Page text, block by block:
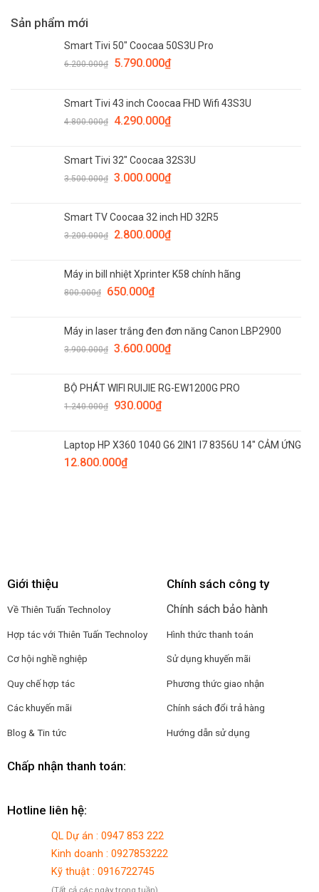
Sản phẩm mới
Smart Tivi 50" Coocaa 50S3U Pro
6.200.000₫ 5.790.000₫
Smart Tivi 43 inch Coocaa FHD Wifi 43S3U
4.800.000₫ 4.290.000₫
Smart Tivi 32" Coocaa 32S3U
3.500.000₫ 3.000.000₫
Smart TV Coocaa 32 inch HD 32R5
3.200.000₫ 2.800.000₫
Máy in bill nhiệt Xprinter K58 chính hãng
800.000₫ 650.000₫
Máy in laser trắng đen đơn năng Canon LBP2900
3.900.000₫ 3.600.000₫
BỘ PHÁT WIFI RUIJIE RG-EW1200G PRO
1.240.000₫ 930.000₫
Laptop HP X360 1040 G6 2IN1 I7 8356U 14" CẢM ỨNG
12.800.000₫
Giới thiệu
Về Thiên Tuấn Technoloy
Hợp tác với Thiên Tuấn Technoloy
Cơ hội nghề nghiệp
Quy chế hợp tác
Các khuyến mãi
Blog & Tin tức
Chính sách công ty
Chính sách bảo hành
Hình thức thanh toán
Sử dụng khuyến mãi
Phương thức giao nhận
Chính sách đổi trả hàng
Hướng dẫn sử dụng
Chấp nhận thanh toán:
Hotline liên hệ:
QL Dự án : 0947 853 222
Kinh doanh : 0927853222
Kỹ thuật : 0916722745
(Tất cả các ngày trong tuần)